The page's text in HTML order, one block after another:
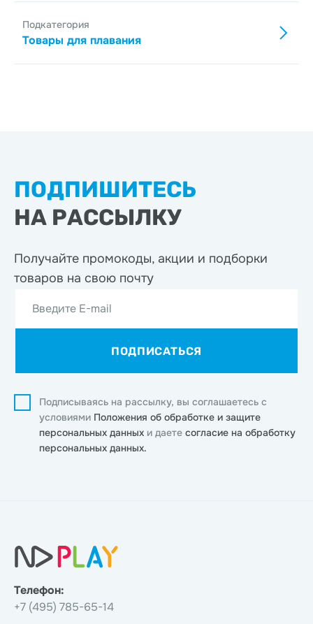
Подкатегория
Товары для плавания
ПОДПИШИТЕСЬ
НА РАССЫЛКУ
Получайте промокоды, акции и подборки
товаров на свою почту
Введите E-mail
ПОДПИСАТЬСЯ
Подписываясь на рассылку, вы соглашаетесь с
условиями Положения об обработке и защите
персональных данных и даете согласие на обработку
персональных данных.
Телефон:
+7 (495) 785-65-14